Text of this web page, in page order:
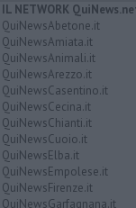
IL NETWORK
QuiNewsAbetone.it
QuiNewsAmiata.it
QuiNewsAnimali.it
QuiNewsArezzo.it
QuiNewsCasentino.it
QuiNewsCecina.it
QuiNewsChianti.it
QuiNewsCuoio.it
QuiNewsElba.it
QuiNewsEmpolese.it
QuiNewsFirenze.it
QuiNewsGarfagnana.it